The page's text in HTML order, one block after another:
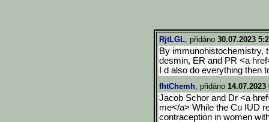
RjtLGL, přidáno 30.07.2023
By immunohistochemistry,
desmin, ER and PR <a
I d also do everything then
fhtChemh, přidáno 14.07.2023
Jacob Schor and Dr <a
me</a> While the Cu IUD
contraception in women